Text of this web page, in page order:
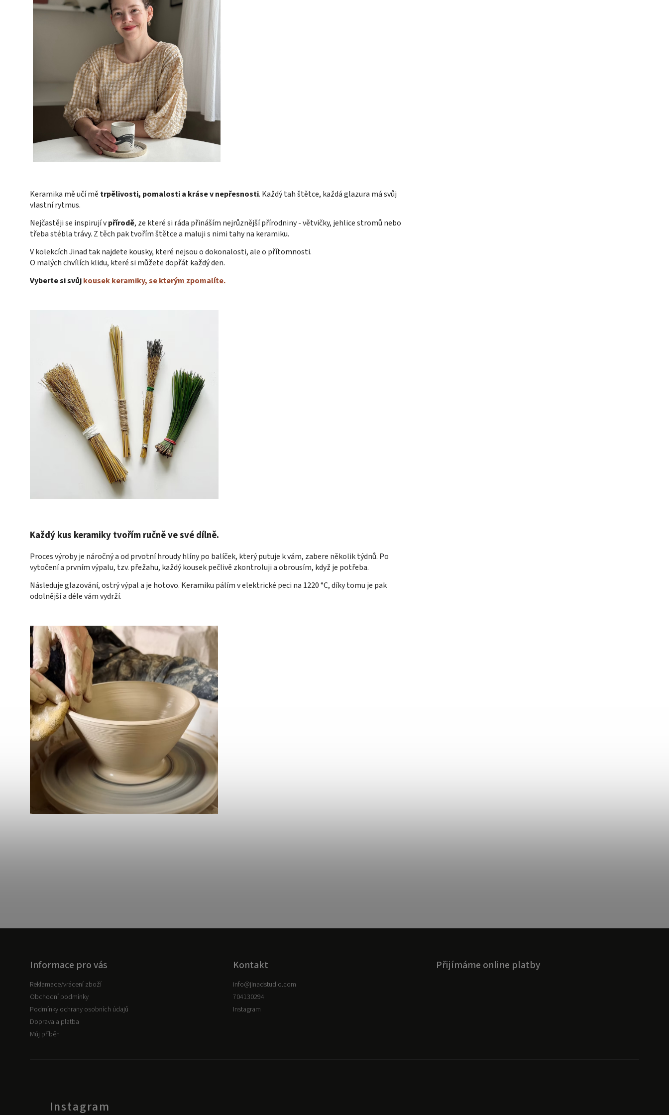
Keramika mě učí mě trpělivosti, pomalosti a kráse v nepřesnosti. Každý tah štětce, každá glazura má svůj
vlastní rytmus.
Nejčastěji se inspirují vpřírodě, ze které si ráda přináším nejrůznější přírodniny - větvičky, jehlice stromů nebo
třeba stébla trávy. Z těch pak tvořím štětce a maluji s nimi tahy na keramiku.
V kolekcích Jinad tak najdete kousky, které nejsou o dokonalosti, ale o přítomnosti.
O malých chvílích klidu, které si můžete dopřát každý den.
Vyberte si svůjkousek keramiky, se kterým zpomalíte.
Každý kus keramiky tvořím ručně ve své dílně.
Proces výroby je náročný a od prvotní hroudy hlíny po balíček, který putuje k vám, zabere několik týdnů. Po
vytočení a prvním výpalu, tzv. přežahu, každý kousek pečlivě zkontroluji a obrousím, když je potřeba.
Následuje glazování, ostrý výpal a je hotovo. Keramiku pálím v elektrické peci na 1220 °C, díky tomu je pak
odolnější a déle vám vydrží.
Informace pro vás
Reklamace/vrácení zboží
Obchodní podmínky
Podmínky ochrany osobních údajů
Doprava a platba
Můj příběh
Kontakt
info@jinadstudio.com
704130294
Instagram
Přijímáme online platby
Instagram